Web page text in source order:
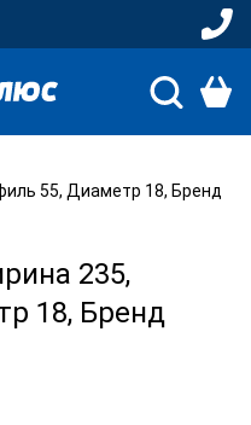
55, Диаметр 18, Бренд
235,
18, Бренд